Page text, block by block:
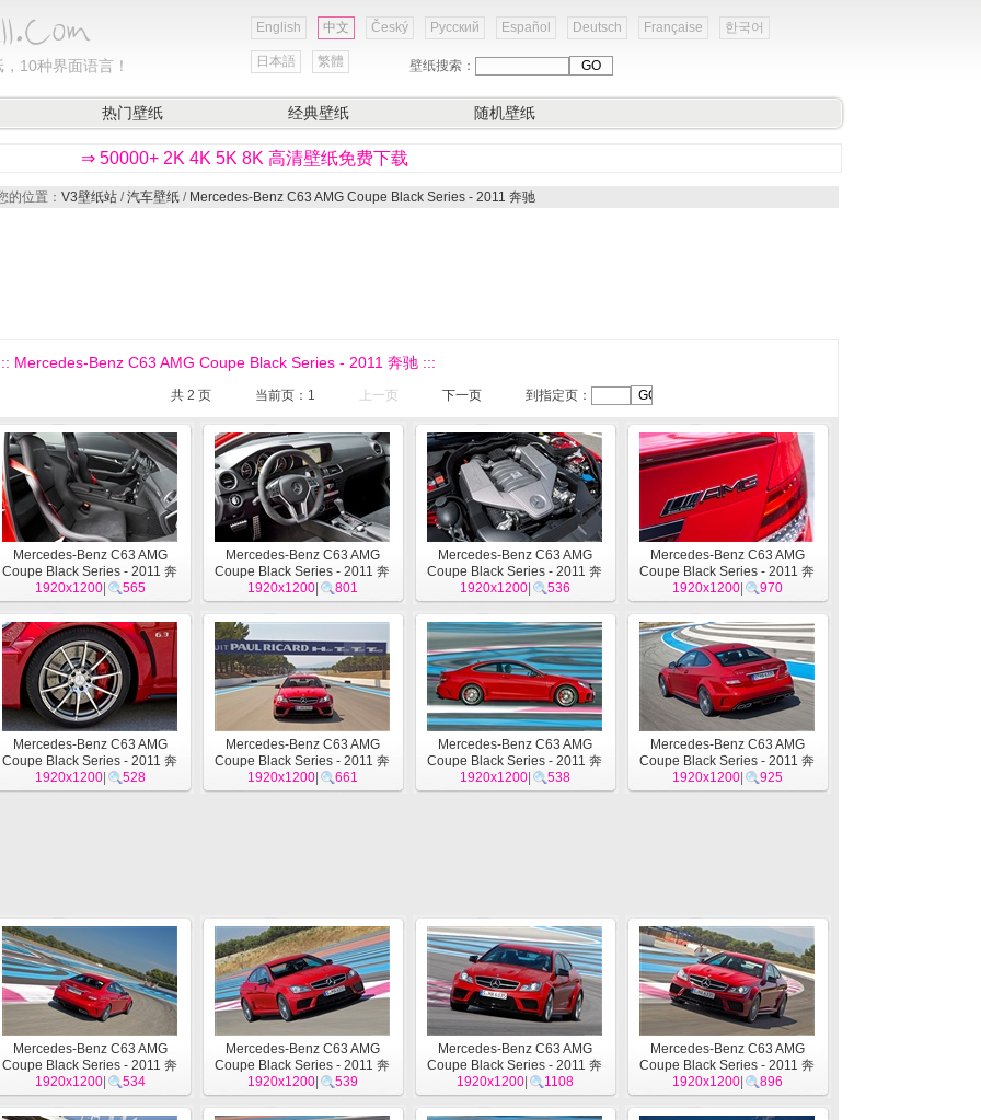
10种界面语言！
English 中文 Český Русский Español Deutsch Française 한국어
日本語 繁體 壁纸搜索：
热门壁纸 经典壁纸 随机壁纸
⇒ 50000+ 2K 4K 5K 8K 高清壁纸免费下载
的位置： V3壁纸站 /汽车壁纸 / Mercedes-Benz C63 AMG Coupe Black Series - 2011 奔驰
Mercedes-Benz C63 AMG Coupe Black Series - 2011 奔驰 :::
共 2 页 当前页： 1 上一页 下一页 到指定页：
Mercedes-Benz C63 AMG
Coupe Black Series - 2011 奔
驰24
1920x1200| 565
Mercedes-Benz C63 AMG
Coupe Black Series - 2011 奔
驰23
1920x1200| 801
Mercedes-Benz C63 AMG
Coupe Black Series - 2011 奔
驰22
1920x1200| 536
Mercedes-Benz C63 AMG
Coupe Black Series - 2011 奔
驰21
1920x1200| 970
Mercedes-Benz C63 AMG
Coupe Black Series - 2011 奔
驰20
1920x1200| 528
Mercedes-Benz C63 AMG
Coupe Black Series - 2011 奔
驰19
1920x1200| 661
Mercedes-Benz C63 AMG
Coupe Black Series - 2011 奔
驰18
1920x1200| 538
Mercedes-Benz C63 AMG
Coupe Black Series - 2011 奔
驰17
1920x1200| 925
Mercedes-Benz C63 AMG
Coupe Black Series - 2011 奔
驰16
1920x1200| 534
Mercedes-Benz C63 AMG
Coupe Black Series - 2011 奔
驰15
1920x1200| 539
Mercedes-Benz C63 AMG
Coupe Black Series - 2011 奔
驰14
1920x1200| 1108
Mercedes-Benz C63 AMG
Coupe Black Series - 2011 奔
驰13
1920x1200| 896